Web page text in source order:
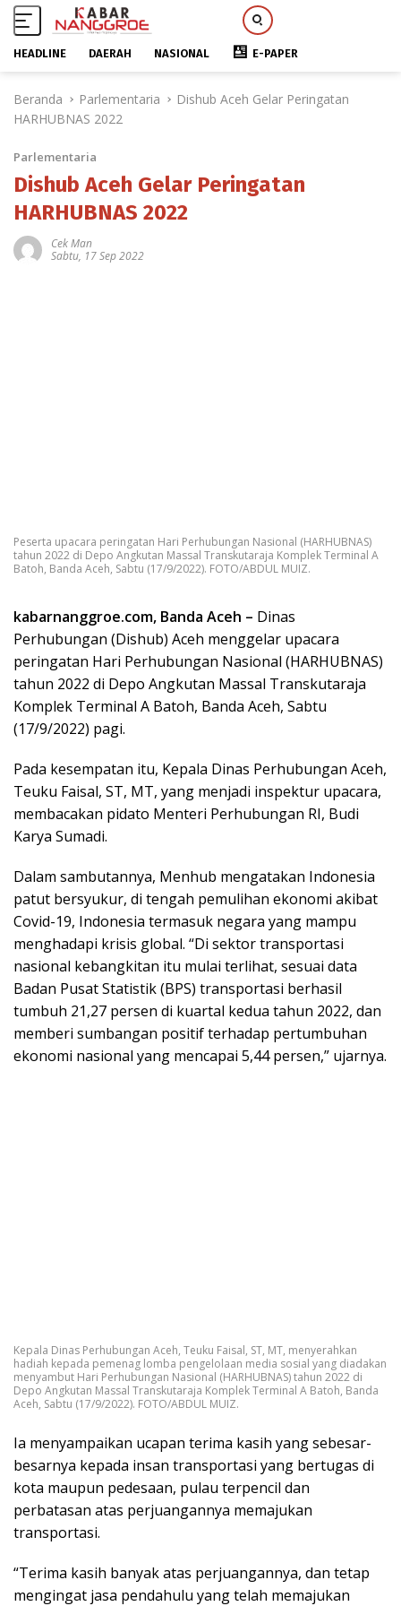
HEADLINE DAERAH NASIONAL E-PAPER
Beranda Parlementaria
Dishub Aceh Gelar Peringatan
HARHUBNAS 2022
Parlementaria
Dishub Aceh Gelar Peringatan
HARHUBNAS 2022
Cek Man
Sabtu, 17 Sep 2022
Peserta upacara peringatan Hari Perhubungan Nasional (HARHUBNAS)
tahun 2022 di Depo Angkutan Massal Transkutaraja Komplek Terminal A
Batoh, Banda Aceh, Sabtu (17/9/2022). FOTO/ABDUL MUIZ.
kabarnanggroe.com, Banda Aceh – Dinas
Perhubungan (Dishub) Aceh menggelar upacara
peringatan Hari Perhubungan Nasional (HARHUBNAS)
tahun 2022 di Depo Angkutan Massal Transkutaraja
Komplek Terminal A Batoh, Banda Aceh, Sabtu
(17/9/2022) pagi.
Pada kesempatan itu, Kepala Dinas Perhubungan Aceh,
Teuku Faisal, ST, MT, yang menjadi inspektur upacara,
membacakan pidato Menteri Perhubungan RI, Budi
Karya Sumadi.
Dalam sambutannya, Menhub mengatakan Indonesia
patut bersyukur, di tengah pemulihan ekonomi akibat
Covid-19, Indonesia termasuk negara yang mampu
menghadapi krisis global. “Di sektor transportasi
nasional kebangkitan itu mulai terlihat, sesuai data
Badan Pusat Statistik (BPS) transportasi berhasil
tumbuh 21,27 persen di kuartal kedua tahun 2022, dan
memberi sumbangan positif terhadap pertumbuhan
ekonomi nasional yang mencapai 5,44 persen,” ujarnya.
Kepala Dinas Perhubungan Aceh, Teuku Faisal, ST, MT, menyerahkan
hadiah kepada pemenag lomba pengelolaan media sosial yang diadakan
menyambut Hari Perhubungan Nasional (HARHUBNAS) tahun 2022 di
Depo Angkutan Massal Transkutaraja Komplek Terminal A Batoh, Banda
Aceh, Sabtu (17/9/2022). FOTO/ABDUL MUIZ.
Ia menyampaikan ucapan terima kasih yang sebesar-
besarnya kepada insan transportasi yang bertugas di
kota maupun pedesaan, pulau terpencil dan
perbatasan atas perjuangannya memajukan
transportasi.
“Terima kasih banyak atas perjuangannya, dan tetap
mengingat jasa pendahulu yang telah memajukan